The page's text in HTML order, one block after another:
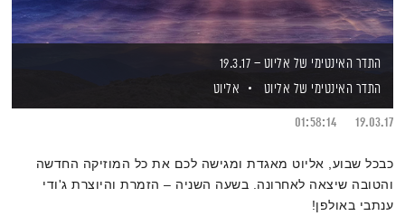
התדר האינטימי של אליוט – 19.3.17
התדר האינטימי של אליוט
אליוט
19.03.17
01:58:14
כבכל שבוע, אליוט מאגדת ומגישה לכם את כל המוזיקה החדשה
והטובה שיצאה לאחרונה. בשעה השניה – הזמרת והיוצרת ג'ודי
ענתבי באולפן!